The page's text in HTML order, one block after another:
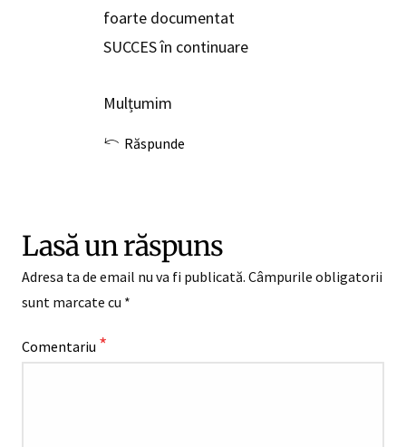
foarte documentat
SUCCES în continuare
Mulțumim
Răspunde
Lasă un răspuns
Adresa ta de email nu va fi publicată. Câmpurile obligatorii
sunt marcate cu *
Comentariu *